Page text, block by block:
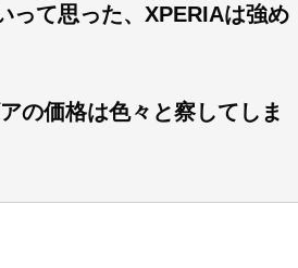
って思った、XPERIAは強め
の価格は色々と察してしま